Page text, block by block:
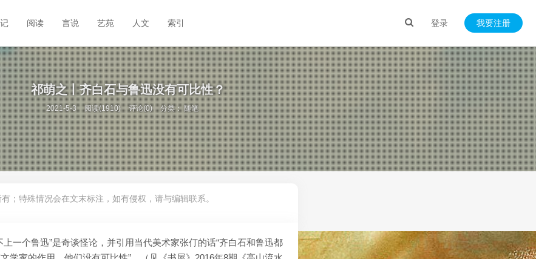
登录 我要注册
阅读 言说 艺苑 人文 索引
祁萌之丨齐白石与鲁迅没有可比性？
2021-5-3 阅读(1910) 评论(0) 分类：随笔
；特殊情况会在文末标注，如有侵权，请与编辑联系。
一个鲁迅”是奇谈怪论，并引用当代美术家张仃的话“齐白石和鲁迅都